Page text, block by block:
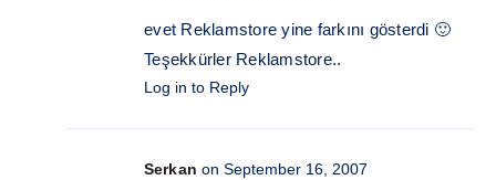
evet Reklamstore yine farkını gösterdi 🙂
Teşekkürler Reklamstore..
Log in to Reply
Serkan on September 16, 2007